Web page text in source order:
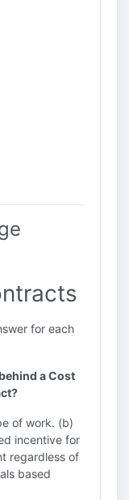
for each
a Cost
of work. (b)
incentive for
regardless of
based